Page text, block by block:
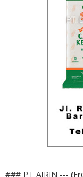
### PT AIRIN ---